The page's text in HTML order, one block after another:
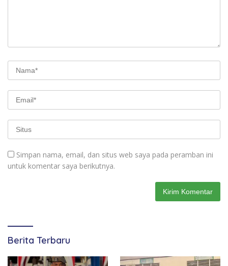
Simpan nama, email, dan situs web saya pada peramban ini
untuk komentar saya berikutnya.
Berita Terbaru